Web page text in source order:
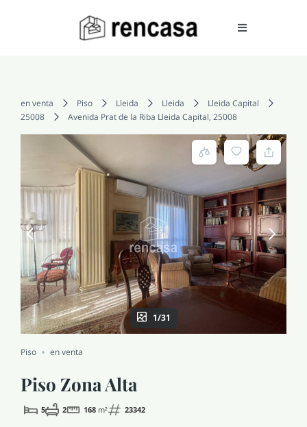
Toggle
COMPRAR
ALQUILAR
VENDER
SERVICIOS
CONOCENOS
NOTICIAS Y BLOG
PERFIL
en venta Piso Lleida Lleida
Lleida Capital
25008
Avenida Prat de la Riba Lleida Capital, 25008
1/31
Piso en venta
Piso Zona Alta
5 2 168 m² 23342